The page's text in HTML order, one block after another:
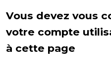
Vous devez vous
votre compte
à cette page